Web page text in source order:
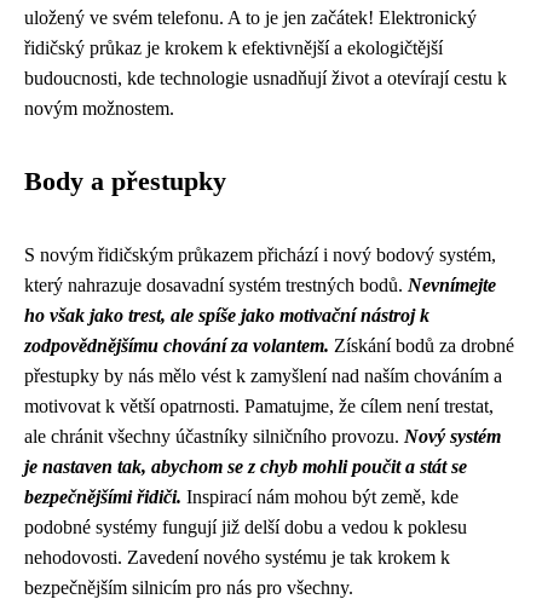
uložený ve svém telefonu. A to je jen začátek! Elektronický
řidičský průkaz je krokem k efektivnější a ekologičtější
budoucnosti, kde technologie usnadňují život a otevírají cestu k
novým možnostem.
Body a přestupky
S novým řidičským průkazem přichází i nový bodový systém,
který nahrazuje dosavadní systém trestných bodů. Nevnímejte
ho však jako trest, ale spíše jako motivační nástroj k
zodpovědnějšímu chování za volantem. Získání bodů za drobné
přestupky by nás mělo vést k zamyšlení nad naším chováním a
motivovat k větší opatrnosti. Pamatujme, že cílem není trestat,
ale chránit všechny účastníky silničního provozu. Nový systém
je nastaven tak, abychom se z chyb mohli poučit a stát se
bezpečnějšími řidiči. Inspirací nám mohou být země, kde
podobné systémy fungují již delší dobu a vedou k poklesu
nehodovosti. Zavedení nového systému je tak krokem k
bezpečnějším silnicím pro nás pro všechny.